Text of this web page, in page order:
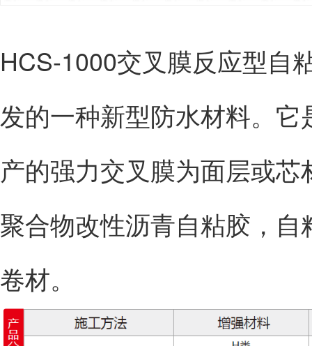
HCS-1000交叉膜反应型自
发的一种新型防水材料。
产的强力交叉膜为面层或
聚合物改性沥青自粘胶，
卷材。